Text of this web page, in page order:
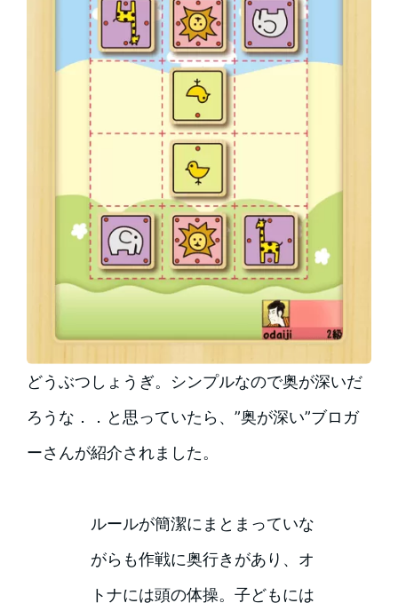
どうぶつしょうぎ。シンプルなので奥が深いだ
ろうな．．と思っていたら、”奥が深い”ブロガ
ーさんが紹介されました。
ルールが簡潔にまとまっていな
がらも作戦に奥行きがあり、オ
トナには頭の体操。子どもには